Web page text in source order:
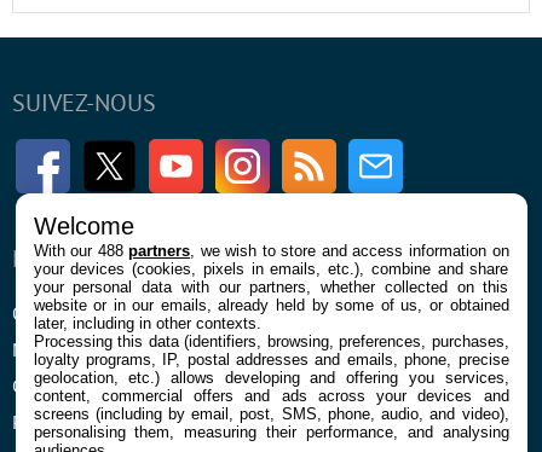
SUIVEZ-NOUS
FacebookTwitter Youtube InstagramRSS Newsletter
ENTREPRISE
Qui sommes nous
Mentions légales et CGU
Confidentialité et Cookies
Préférences cookies
À PROPOS
La rédaction
Contact
Welcome
With our 488partners , we wish to store and access information on
your devices (cookies, pixels in emails, etc.), combine and share
your personal data with our partners, whether collected on this
website or in our emails, already held by some of us, or obtained
later, including in other contexts.
Processing this data (identifiers, browsing, preferences, purchases,
loyalty programs, IP, postal addresses and emails, phone, precise
geolocation, etc.) allows developing and offering you services,
content, commercial offers and ads across your devices and
screens (including by email, post, SMS, phone, audio, and video),
personalising them, measuring their performance, and analysing